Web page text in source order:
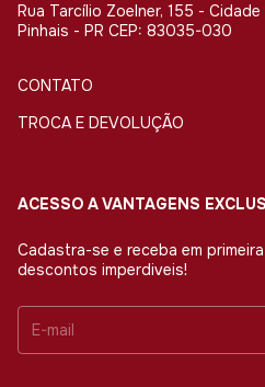
Rua Tarcílio Zoelner, 155 -
Pinhais - PR CEP: 83035-030
CONTATO
TROCA E DEVOLUÇÃO
ACESSO A VANTAGENS
Cadastra-se e receba em
descontos imperdiveis!